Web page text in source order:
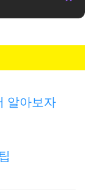
알아보자